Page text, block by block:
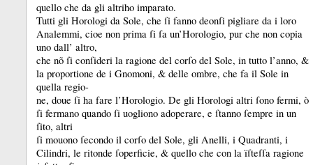
quello che da gli altriho imparato.
Tutti gli Horologi da Sole, che ſi fanno deonſi pigliare da i loro
Analemmi, cioe non prima ſi ſa un’Horologio, pur che non copia
uno dall’ altro,
che nõ ſi conſideri la ragione del corſo del Sole, in tutto l’anno, &
la proportione de i Gnomoni, & delle ombre, che fa il Sole in
quella regio-
ne, doue ſi ha fare l’Horologio. De gli Horologi altri ſono fermi, ò
ſi fermano quando ſi uogliono adoperare, e ſtanno ſempre in un
ſito, altri
ſi mouono ſecondo il corſo del Sole, gli Anelli, i Quadranti, i
Cilindri, le ritonde ſoperficie, & quello che con la ïſteſſa ragione